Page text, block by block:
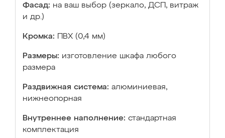
Фасад: на ваш выбор (зеркало, ДСП, витраж
и др.)
Кромка: ПВХ (0,4 мм)
Размеры: изготовление шкафа любого
размера
Раздвижная система: алюминиевая,
нижнеопорная
Внутреннее наполнение: стандартная
комплектация